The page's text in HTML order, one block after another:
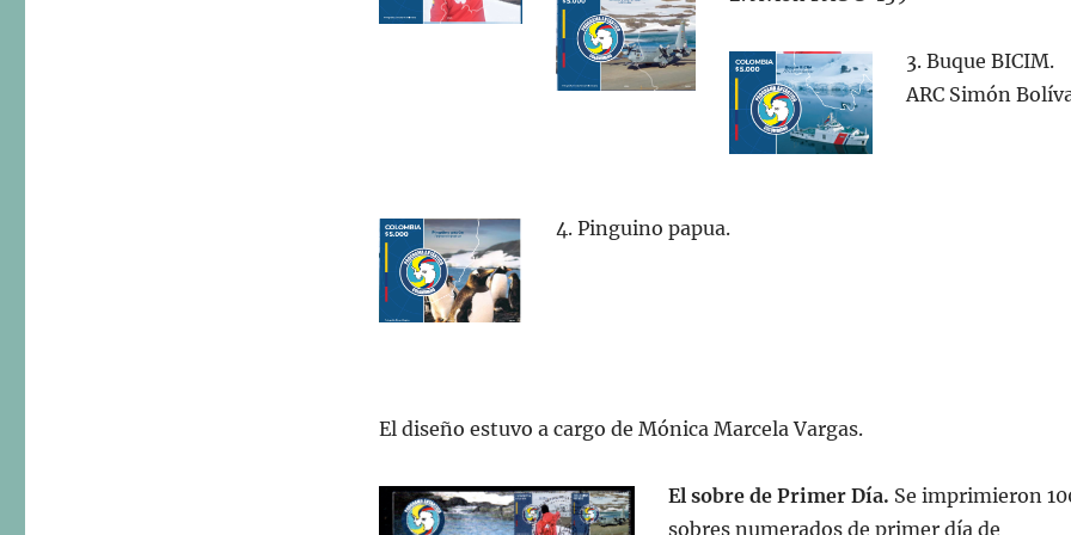
3. Buque BICIM.
ARC Simón
4. Pinguino papua.
El diseño estuvo a cargo de Mónica Marcela Vargas.
El sobre de Primer Día. Se imprimieron
sobres numerados de primer día de